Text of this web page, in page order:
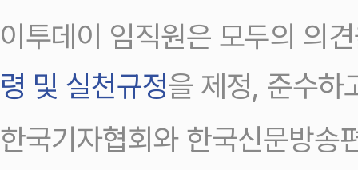
이투데이 임직원은 모두의 의
령 및 실천규정을 제정, 준수하
한국기자협회와 한국신문방송